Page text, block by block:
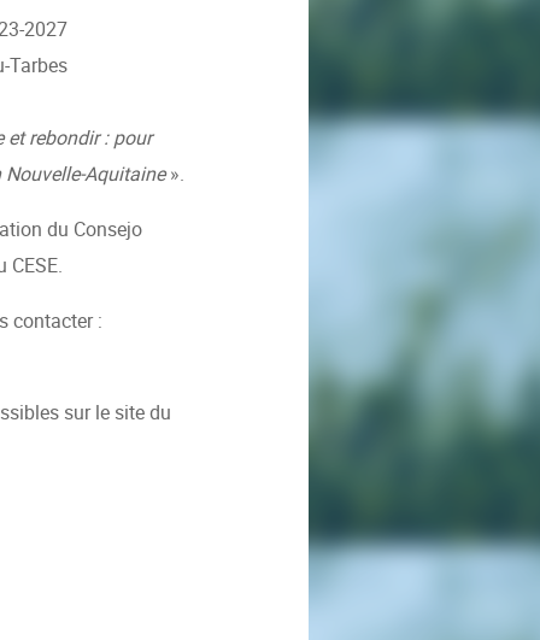
2027
Tarbes
et rebondir : pour
Aquitaine».
du Consejo
contacter :
sur le site du